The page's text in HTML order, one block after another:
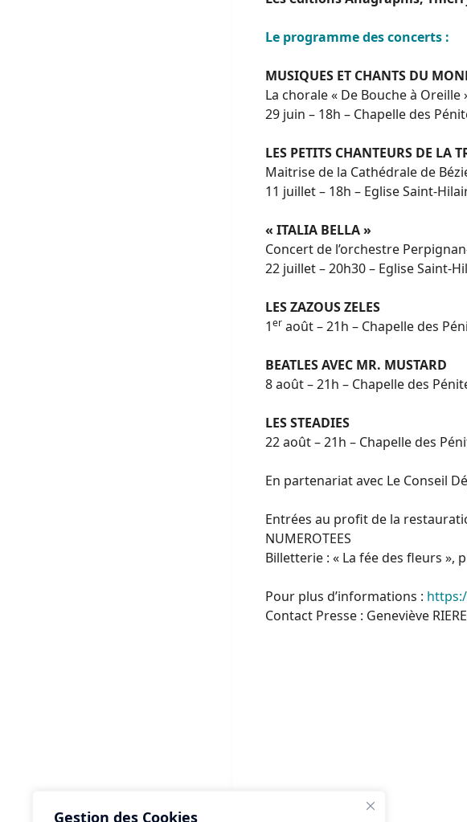
Gestion des Cookies
Le programme des concerts :
MUSIQUES ET CHANTS DU
La chorale « De Bouche à Oreille
29 juin – 18h – Chapelle des
LES PETITS CHANTEURS DE LA
Maitrise de la Cathédrale de
11 juillet – 18h – Eglise Saint-
« ITALIA BELLA »
Concert de l’orchestre
22 juillet – 20h30 – Eglise Saint-
LES ZAZOUS ZELES
1er août – 21h – Chapelle des
BEATLES AVEC MR. MUSTARD
8 août – 21h – Chapelle des
LES STEADIES
22 août – 21h – Chapelle des
En partenariat avec Le Conseil
Entrées au profit de la
NUMEROTEES
Billetterie : « La fée des fleurs »,
Pour plus d’informations :
Contact Presse : Geneviève